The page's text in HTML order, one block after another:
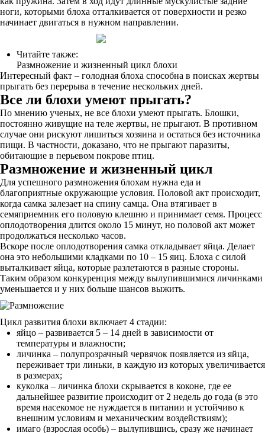
ноги, которыми блоха отталкивается от поверхности и резко
начинает двигаться в нужном направлении.
Читайте также:
Размножение и жизненный цикл блохи
Интересный факт – голодная блоха способна в поисках жертвы
прыгать без перерыва в течение нескольких дней.
Все ли блохи умеют прыгать?
По мнению ученых, не все блохи умеют прыгать. Блошки,
постоянно живущие на теле жертвы, не прыгают. В противном
случае они рискуют лишиться хозяина и остаться без источника
пищи. В частности, доказано, что не прыгают паразиты,
обитающие в перьевом покрове птиц.
Размножение и жизненный цикл
Для успешного размножения блохам нужна еда и
благоприятные окружающие условия. Половой акт происходит,
когда самка залезает на спину самца. Она втягивает в
семяприемник его половую клешню и принимает семя. Процесс
оплодотворения длится около 15 минут, но половой акт может
продолжаться несколько часов.
Вскоре после оплодотворения самка откладывает яйца. Делает
она это небольшими кладками по 10 – 15 яиц. Блоха с силой
выталкивает яйца, которые разлетаются в разные стороны.
Таким образом конкуренция между вылупившимися личинками
уменьшается и у них больше шансов выжить.
Цикл развития блохи включает 4 стадии:
яйцо – развивается 5 – 14 дней в зависимости от
температуры и влажности;
личинка – полупрозрачный червячок появляется из яйца,
переживает три линьки, в каждую из которых увеличивается
в размерах;
куколка – личинка блохи скрывается в коконе, где ее
дальнейшее развитие происходит от 2 недель до года (в это
время насекомое не нуждается в питании и устойчиво к
внешним условиям и механическим воздействиям);
имаго (взрослая особь) – вылупившись, сразу же начинает